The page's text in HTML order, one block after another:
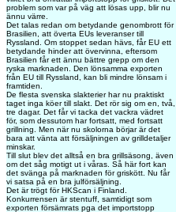
problem som var på väg att lösas upp, blir nu
ännu värre.
Det talas redan om betydande genombrott för
Brasilien, att överta EUs leveranser till
Ryssland. Om stoppet sedan hävs, får EU ett
betydande hinder att övervinna, eftersom
Brasilien får ett ännu bättre grepp om den
ryska marknaden. Den lönsamma exporten
från EU till Ryssland, kan bli mindre lönsam i
framtiden.
De flesta svenska slakterier har nu praktiskt
taget inga köer till slakt. Det rör sig om en, två,
tre dagar. Det får vi tacka det vackra vädret
för, som dessutom har fortsatt, med fortsatt
grillning. Men när nu skolorna börjar är det
bara att vänta att försäljningen av grilldetaljer
minskar.
Till slut blev det alltså en bra grillsäsong, även
om det såg motigt ut i våras. Så här fort kan
det svänga på marknaden för griskött. Nu får
vi satsa på en bra julförsäljning.
Det är trögt för HKScan i Finland.
Konkurrensen är stentuff, samtidigt som
exporten försämrats pga det importstopp